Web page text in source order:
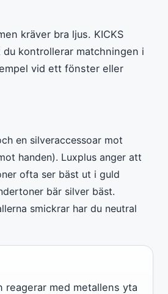
kräver bra ljus. KICKS
kontrollerar matchningen i
vid ett fönster eller
en silveraccessoar mot
handen). Luxplus anger att
ofta ser bäst ut i guld
bär silver bäst.
smickrar har du neutral
reagerar med metallens yta